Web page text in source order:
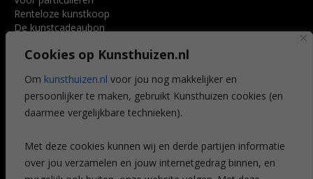
Cookies op Kunsthuizen.nl
Om kunsthuizen.nl voor jou nog makkelijker en
persoonlijker te maken, gebruikt Kunsthuizen cookies (en
daarmee vergelijkbare technieken).
Met deze cookies kunnen wij en derde partijen informatie
over jou verzamelen en jouw internetgedrag binnen, en
Renteloze kunstkoop
De kunstcadeaubon
Voordelen
Veelgestelde vragen
CONTACT
Leiden
Amsterdam